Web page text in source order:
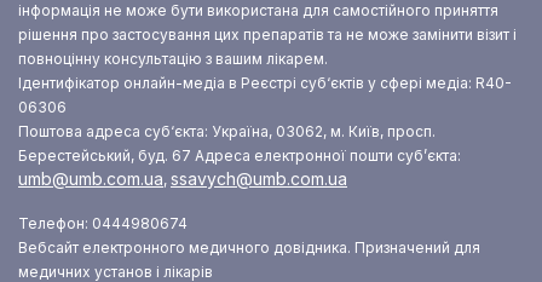
інформація не може бути використана для самостійного приняття
рішення про застосування цих препаратів та не може замінити візит і
повноцінну консультацію з вашим лікарем.
Ідентифікатор онлайн-медіа в Реєстрі суб‘єктів у сфері медіа: R40-
06306
Поштова адреса суб‘єкта: Україна, 03062, м. Київ, просп.
Берестейський, буд. 67 Адреса електронної пошти суб’єкта:
umb@umb.com.ua, ssavych@umb.com.ua
Телефон: 0444980674
Вебсайт електронного медичного довідника. Призначений для
медичних установ і лікарів